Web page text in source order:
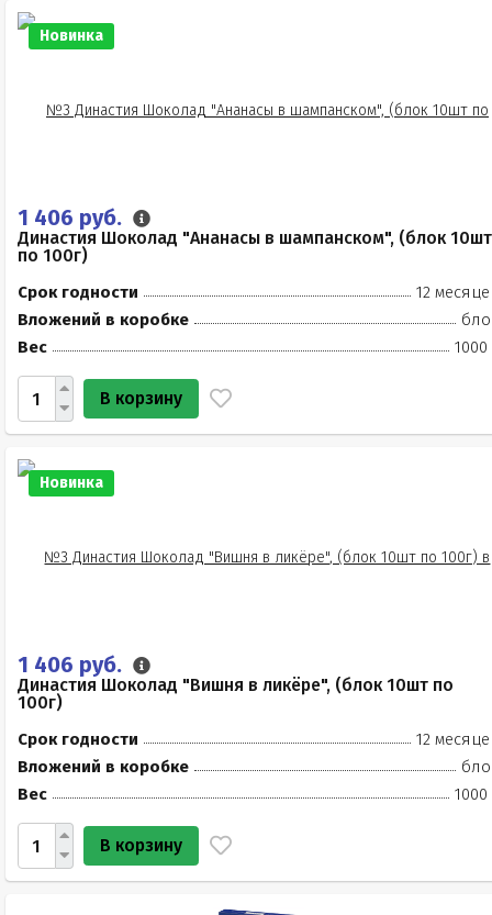
Новинка
1 406 руб.
Династия Шоколад "Ананасы в шампанском", (блок 10шт
по 100г)
Срок годности
12
Вложений в коробке
Вес
1000
В корзину
Новинка
1 406 руб.
Династия Шоколад "Вишня в ликёре", (блок 10шт по
100г)
Срок годности
12
Вложений в коробке
Вес
1000
В корзину